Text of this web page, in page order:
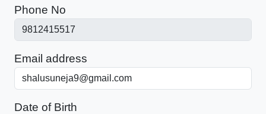
Phone No
Email address
Date of Birth